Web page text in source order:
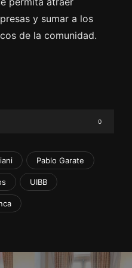
y sumar a los
de la comunidad.
0
Pablo Garate
UIBB